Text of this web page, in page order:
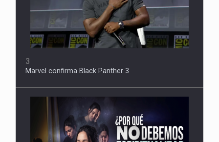
3
Marvel confirma Black Panther 3